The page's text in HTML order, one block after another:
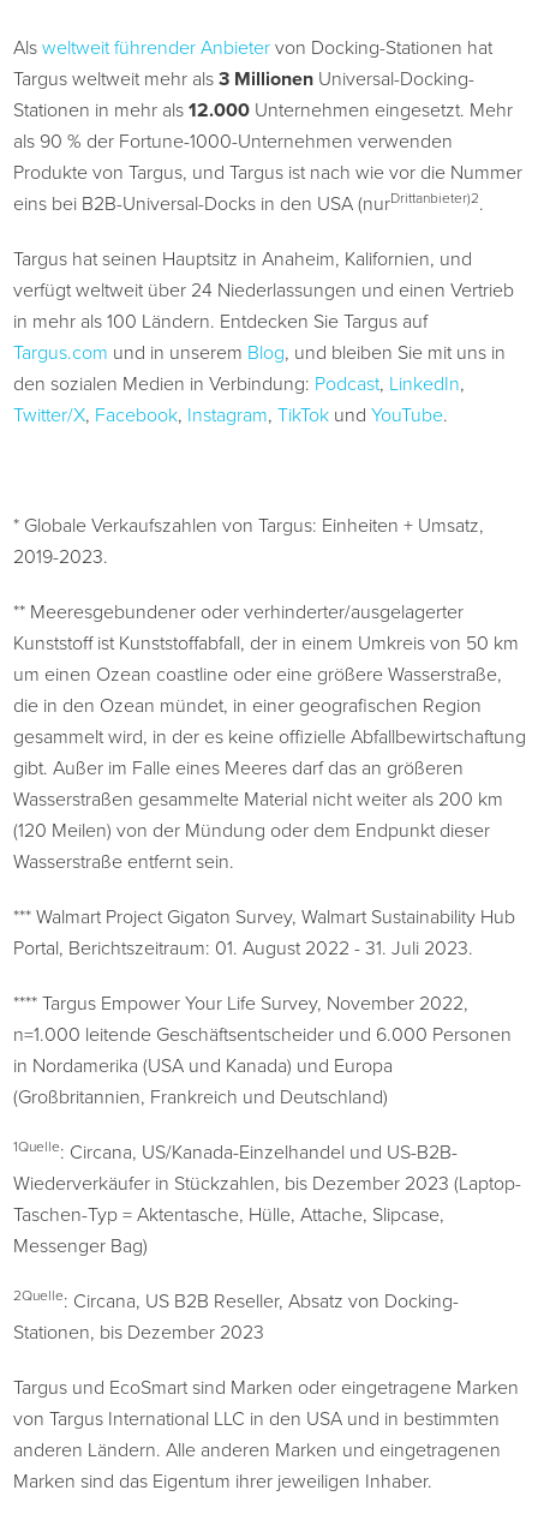
Als weltweit führender Anbietervon Docking-Stationen hat
Targus weltweit mehr als 3 MillionenUniversal-Docking-
Stationen in mehr als 12.000Unternehmen eingesetzt. Mehr
als 90 % der Fortune-1000-Unternehmen verwenden
Produkte von Targus, und Targus ist nach wie vor die Nummer
eins bei B2B-Universal-Docks in den USA (nurDrittanbieter)2.
Targus hat seinen Hauptsitz in Anaheim, Kalifornien, und
verfügt weltweit über 24 Niederlassungen und einen Vertrieb
in mehr als 100 Ländern. Entdecken Sie Targus auf
Targus.com und in unserem Blog, und bleiben Sie mit uns in
den sozialen Medien in Verbindung: Podcast, LinkedIn,
Twitter/X, Facebook, Instagram, TikTokund YouTube.
* Globale Verkaufszahlen von Targus: Einheiten + Umsatz,
2019-2023.
** Meeresgebundener oder verhinderter/ausgelagerter
Kunststoff ist Kunststoffabfall, der in einem Umkreis von 50 km
um einen Ozean coastline oder eine größere Wasserstraße,
die in den Ozean mündet, in einer geografischen Region
gesammelt wird, in der es keine offizielle Abfallbewirtschaftung
gibt. Außer im Falle eines Meeres darf das an größeren
Wasserstraßen gesammelte Material nicht weiter als 200 km
(120 Meilen) von der Mündung oder dem Endpunkt dieser
Wasserstraße entfernt sein.
*** Walmart Project Gigaton Survey, Walmart Sustainability Hub
Portal, Berichtszeitraum: 01. August 2022 - 31. Juli 2023.
**** Targus Empower Your Life Survey, November 2022,
n=1.000 leitende Geschäftsentscheider und 6.000 Personen
in Nordamerika (USA und Kanada) und Europa
(Großbritannien, Frankreich und Deutschland)
1Quelle: Circana, US/Kanada-Einzelhandel und US-B2B-
Wiederverkäufer in Stückzahlen, bis Dezember 2023 (Laptop-
Taschen-Typ = Aktentasche, Hülle, Attache, Slipcase,
Messenger Bag)
2Quelle: Circana, US B2B Reseller, Absatz von Docking-
Stationen, bis Dezember 2023
Targus und EcoSmart sind Marken oder eingetragene Marken
von Targus International LLC in den USA und in bestimmten
anderen Ländern. Alle anderen Marken und eingetragenen
Marken sind das Eigentum ihrer jeweiligen Inhaber.